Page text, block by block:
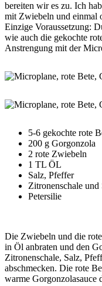
bereiten wir es zu. Ich
mit Zwiebeln und einmal
Einzige Voraussetzung:
wie auch die gekochte
Anstrengung mit der
5-6 gekochte rote
200 g Gorgonzola
2 rote Zwiebeln
1 TL ÖL
Salz, Pfeffer
Zitronenschale und
Petersilie
Die Zwiebeln und die
in Öl anbraten und den
Zitronenschale, Salz,
abschmecken. Die rote
warme Gorgonzolasauce